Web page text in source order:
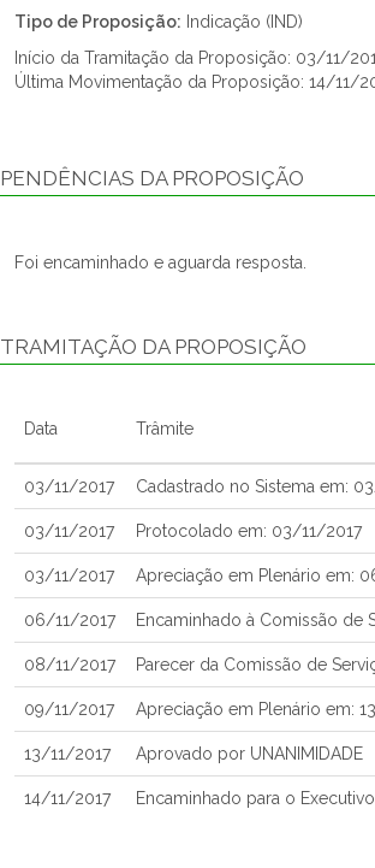
Tipo de Proposição: Indicação (IND)
Início da Tramitação da Proposição: 03/11/
Última Movimentação da Proposição: 14/11/
PENDÊNCIAS DA PROPOSIÇÃO
Foi encaminhado e aguarda resposta.
TRAMITAÇÃO DA PROPOSIÇÃO
Data Trâmite
03/11/2017 Cadastrado no Sistema em:
03/11/2017 Protocolado em: 03/11/2017
03/11/2017 Apreciação em Plenário em:
06/11/2017 Encaminhado à Comissão de
08/11/2017 Parecer da Comissão de
09/11/2017 Apreciação em Plenário em:
13/11/2017 Aprovado por UNANIMIDADE
14/11/2017 Encaminhado para o Executivo